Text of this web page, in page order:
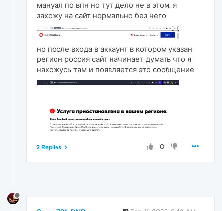
мануал по впн но тут дело не в этом, я
захожу на сайт нормально без него
но после входа в аккаунт в котором указан
регион россия сайт начинает думать что я
нахожусь там и появляется это сообщение
0
2 Replies